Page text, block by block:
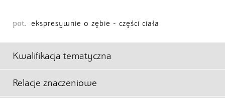
pot. ekspresywnie o zębie - części ciała
Kwalifikacja tematyczna
Relacje znaczeniowe